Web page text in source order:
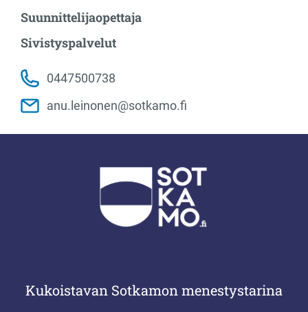
Suunnittelijaopettaja
Sivistyspalvelut
0447500738
anu.leinonen@sotkamo.fi
Kukoistavan Sotkamon menestystarina